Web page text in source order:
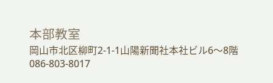
本部教室
岡山市北区柳町2-1-1山陽新聞社本社ビル6～8階
086-803-8017